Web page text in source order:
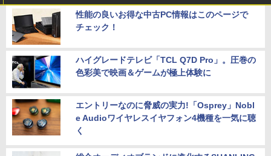
性能の良いお得な中古PC情報はこのページで
チェック！
ハイグレードテレビ「TCL Q7D Pro」。圧巻の
色彩美で映画＆ゲームが極上体験に
エントリーなのに脅威の実力!「Osprey」Nobl
e Audioワイヤレスイヤフォン4機種を一気に聴
く